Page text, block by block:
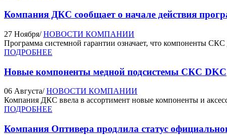
Компания ДКС сообщает о начале действия
27 Ноября/ НОВОСТИ КОМПАНИИ
Программа системной гарантии означает, что компоненты СКС
ПОДРОБНЕЕ
Новые компоненты медной подсистемы СКС DKC
06 Августа/ НОВОСТИ КОМПАНИИ
Компания ДКС ввела в ассортимент новые компоненты и
ПОДРОБНЕЕ
Компания Оптивера продлила статус